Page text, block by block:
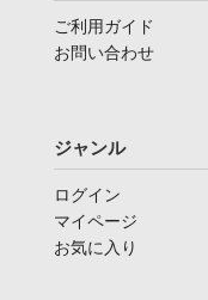
ご利用ガイド
お問い合わせ
ジャンル
ログイン
マイページ
お気に入り